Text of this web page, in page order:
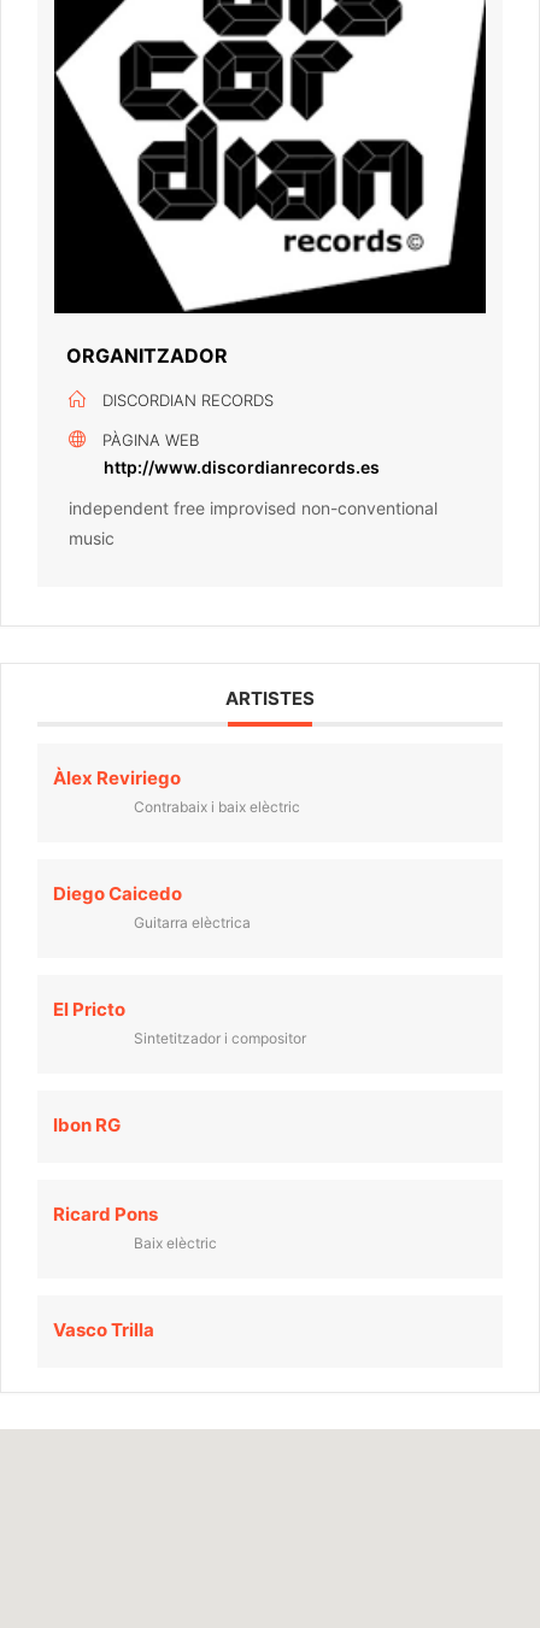
ORGANITZADOR
DISCORDIAN RECORDS
PÀGINA WEB
http://www.discordianrecords.es
independent free improvised non-conventional
music
ARTISTES
Àlex Reviriego
Contrabaix i baix elèctric
Diego Caicedo
Guitarra elèctrica
El Pricto
Sintetitzador i compositor
Ibon RG
Ricard Pons
Baix elèctric
Vasco Trilla